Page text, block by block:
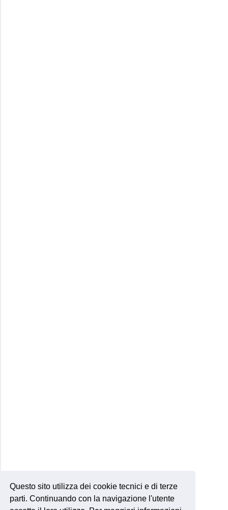
Questo sito utilizza dei cookie tecnici e di terze
parti. Continuando con la navigazione l'utente